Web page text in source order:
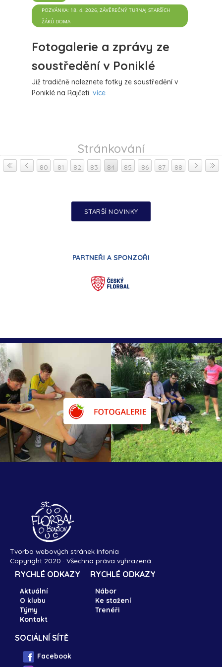
sekretářvíce
Fotogalerie a zprávy ze
soustředění v Poniklé
Již tradičně naleznete fotky ze soustředění v
Poniklé na Rajčeti. více
POZVÁNKA: 18. 4. 2026, ZÁVĚREČNÝ TURNAJ STARŠÍCH
ŽÁKŮ DOMA
Stránkování
80 81 82 83 84 85 86 87 88
STARŠÍ NOVINKY
PARTNEŘI A SPONZOŘI
Tvorba webových stránek Infonia
Copyright 2020 · Všechna práva vyhrazená
RYCHLÉ ODKAZY
Aktuální
O klubu
Týmy
Kontakt
RYCHLÉ ODKAZY
Nábor
Ke stažení
Trenéři
SOCIÁLNÍ SÍTĚ
Facebook